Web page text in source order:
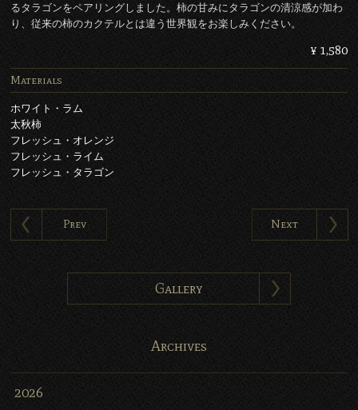
るタラゴンをペアリングしました。柿の甘みにタラゴンの清涼感が加わ
り、従来の柿のカクテルとは違う世界観をお楽しみください。
¥ 1,580
Materials
ホワイト・ラム
太秋柿
フレッシュ・オレンジ
フレッシュ・ライム
フレッシュ・タラゴン
Prev Next
Gallery
Archives
2026